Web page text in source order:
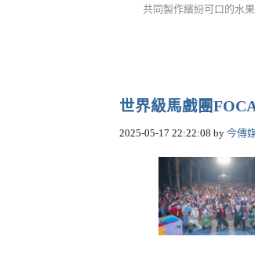
共同製作繽紛可口的水
世界級馬戲團
2025-05-17 22:22:08 by 今傳